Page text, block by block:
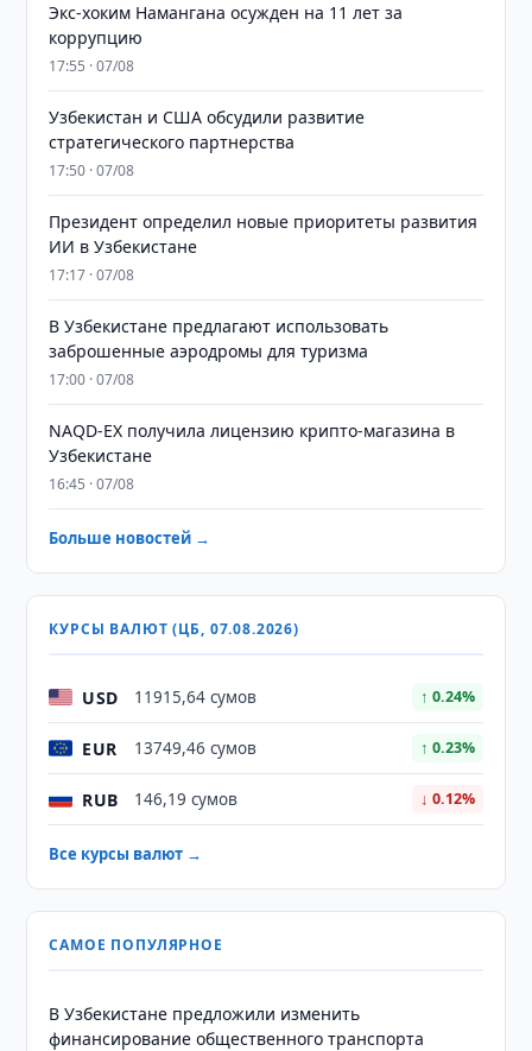
​​​​​​​Экс-хоким Намангана осужден на 11 лет за
коррупцию
17:55 · 07/08
Узбекистан и США обсудили развитие
стратегического партнерства
17:50 · 07/08
Президент определил новые приоритеты развития
ИИ в Узбекистане
17:17 · 07/08
В Узбекистане предлагают использовать
заброшенные аэродромы для туризма
17:00 · 07/08
NAQD-EX получила лицензию крипто-магазина в
Узбекистане
16:45 · 07/08
Больше новостей →
КУРСЫ ВАЛЮТ (ЦБ, 07.08.2026)
USD 11915,64 сумов ↑ 0.24%
EUR 13749,46 сумов ↑ 0.23%
RUB 146,19 сумов ↓ 0.12%
Все курсы валют →
САМОЕ ПОПУЛЯРНОЕ
В Узбекистане предложили изменить
финансирование общественного транспорта